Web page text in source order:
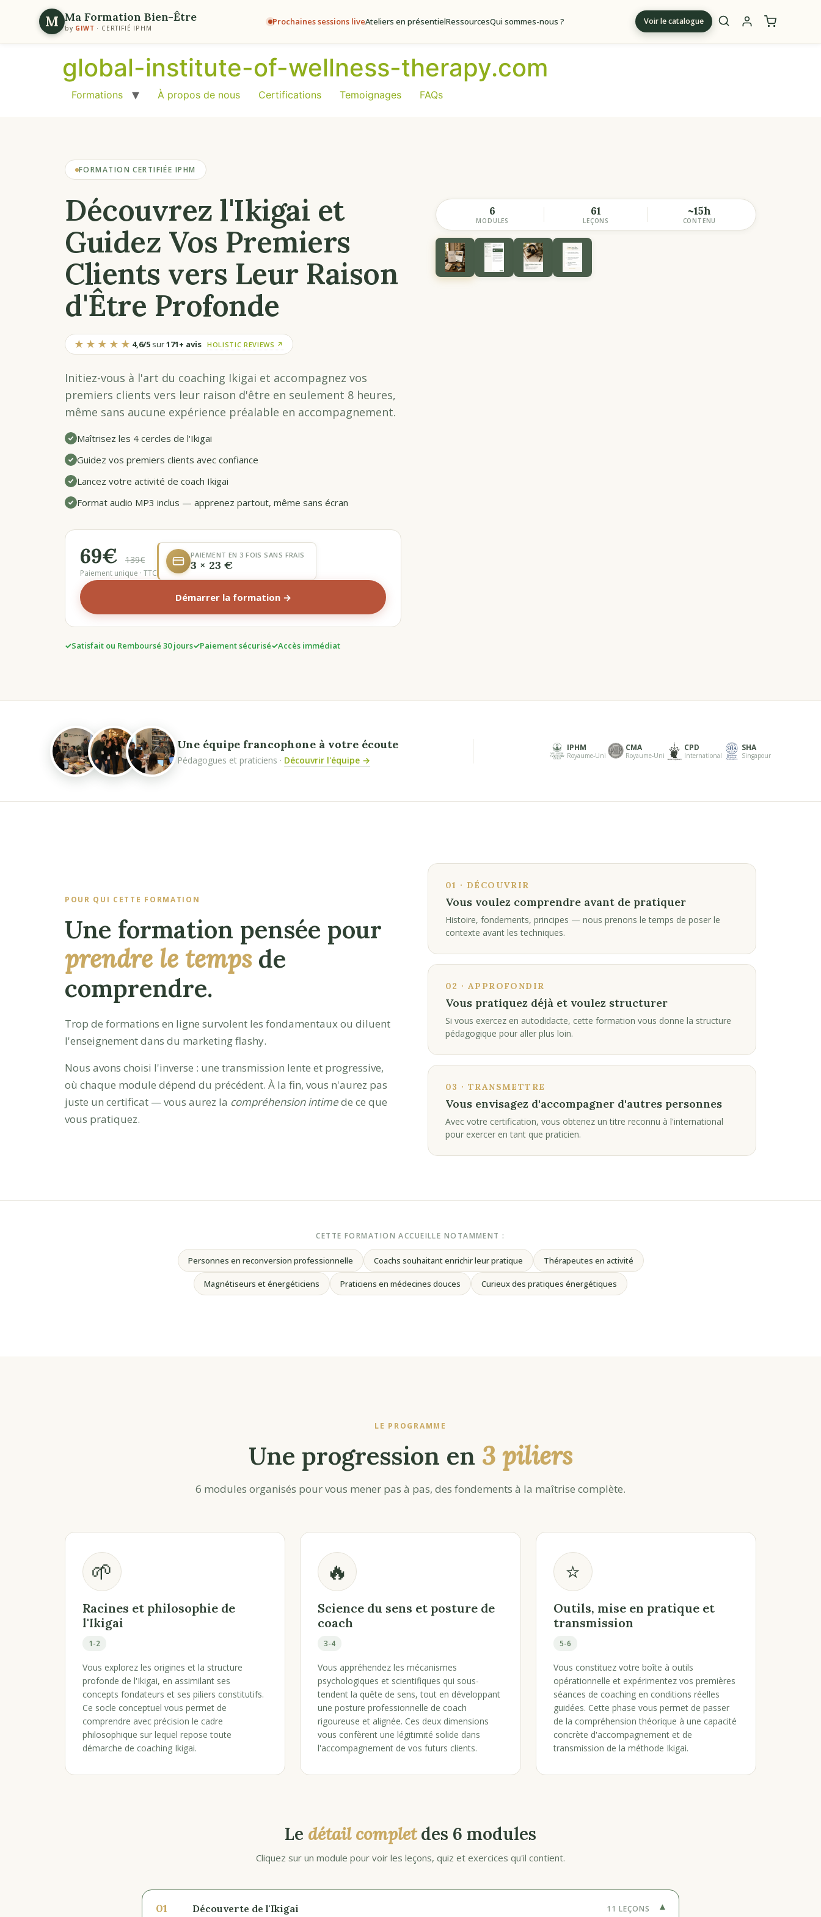
M Ma Formation Bien-Être
by GIWT · CERTIFIÉ IPHM
Prochaines sessions liveAteliers en présentielRessourcesQui sommes-nous ? Voir le catalogue
global-institute-of-wellness-therapy.com
Formations À propos de nous Certifications Temoignages FAQs
FORMATION CERTIFIÉE IPHM
Découvrez l'Ikigai et
Guidez Vos Premiers
Clients vers Leur Raison
d'Être Profonde
★★★★★ 4,6/5 sur171+ avis HOLISTIC REVIEWS ↗
Initiez-vous à l'art du coaching Ikigai et accompagnez vos
premiers clients vers leur raison d'être en seulement 8 heures,
même sans aucune expérience préalable en accompagnement.
Maîtrisez les 4 cercles de l'Ikigai
Guidez vos premiers clients avec confiance
Lancez votre activité de coach Ikigai
Format audio MP3 inclus — apprenez partout, même sans écran
69€ 139€
Paiement unique · TTC
PAIEMENT EN 3 FOIS SANS FRAIS
3 × 23 €
Démarrer la formation →
Satisfait ou Remboursé 30 jours Paiement sécurisé Accès immédiat
6
MODULES
61
LEÇONS
~15h
CONTENU
Une équipe francophone à votre écoute
Pédagogues et praticiens · Découvrir l'équipe →
IPHM
Royaume-Uni
CMA
Royaume-Uni
CPD
International
SHA
Singapour
POUR QUI CETTE FORMATION
Une formation pensée pour
prendre le temps de
comprendre.
Trop de formations en ligne survolent les fondamentaux ou diluent
l'enseignement dans du marketing flashy.
Nous avons choisi l'inverse : une transmission lente et progressive,
où chaque module dépend du précédent. À la fin, vous n'aurez pas
juste un certificat — vous aurez la compréhension intimede ce que
vous pratiquez.
01 · DÉCOUVRIR
Vous voulez comprendre avant de pratiquer
Histoire, fondements, principes — nous prenons le temps de poser le
contexte avant les techniques.
02 · APPROFONDIR
Vous pratiquez déjà et voulez structurer
Si vous exercez en autodidacte, cette formation vous donne la structure
pédagogique pour aller plus loin.
03 · TRANSMETTRE
Vous envisagez d'accompagner d'autres personnes
Avec votre certification, vous obtenez un titre reconnu à l'international
pour exercer en tant que praticien.
CETTE FORMATION ACCUEILLE NOTAMMENT :
Personnes en reconversion professionnelle Coachs souhaitant enrichir leur pratique Thérapeutes en activité
Magnétiseurs et énergéticiens Praticiens en médecines douces Curieux des pratiques énergétiques
LE PROGRAMME
Une progression en 3 piliers
6 modules organisés pour vous mener pas à pas, des fondements à la maîtrise complète.
🌱
Racines et philosophie de
l'Ikigai
1-2
Vous explorez les origines et la structure
profonde de l'Ikigai, en assimilant ses
concepts fondateurs et ses piliers constitutifs.
Ce socle conceptuel vous permet de
comprendre avec précision le cadre
philosophique sur lequel repose toute
démarche de coaching Ikigai.
🔥
Science du sens et posture de
coach
3-4
Vous appréhendez les mécanismes
psychologiques et scientifiques qui sous-
tendent la quête de sens, tout en développant
une posture professionnelle de coach
rigoureuse et alignée. Ces deux dimensions
vous confèrent une légitimité solide dans
l'accompagnement de vos futurs clients.
⭐
Outils, mise en pratique et
transmission
5-6
Vous constituez votre boîte à outils
opérationnelle et expérimentez vos premières
séances de coaching en conditions réelles
guidées. Cette phase vous permet de passer
de la compréhension théorique à une capacité
concrète d'accompagnement et de
transmission de la méthode Ikigai.
Le détail completdes 6 modules
Cliquez sur un module pour voir les leçons, quiz et exercices qu'il contient.
01 Découverte de l'Ikigai 11 LEÇONS ▾